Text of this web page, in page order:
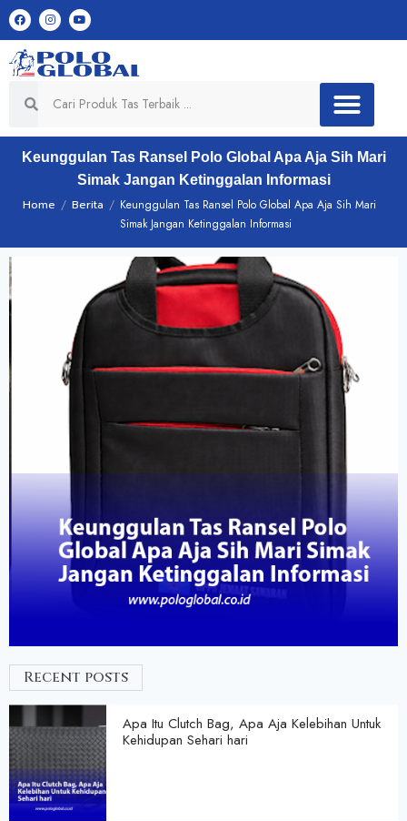
Keunggulan Tas Ransel Polo Global Apa Aja Sih Mari
Simak Jangan Ketinggalan Informasi
Home / Berita / Keunggulan Tas Ransel Polo Global Apa Aja Sih Mari
Simak Jangan Ketinggalan Informasi
Recent posts
Apa Itu Clutch Bag, Apa Aja Kelebihan Untuk
Kehidupan Sehari hari